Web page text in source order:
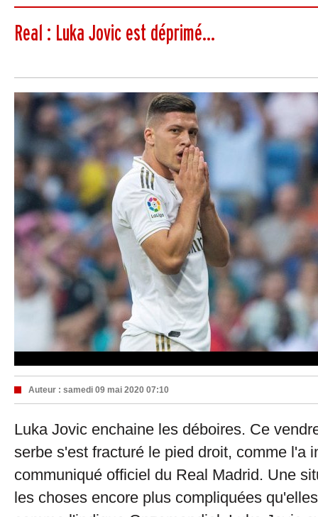
Real : Luka Jovic est déprimé...
Auteur : samedi 09 mai 2020 07:10
Luka Jovic enchaine les déboires. Ce
serbe s'est fracturé le pied droit, comme l'a
communiqué officiel du Real Madrid. Une
les choses encore plus compliquées